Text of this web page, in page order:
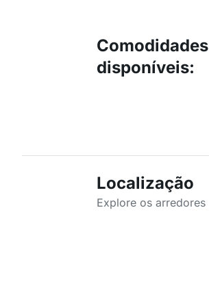
Comodidades
disponíveis:
Localização
Explore os arredores